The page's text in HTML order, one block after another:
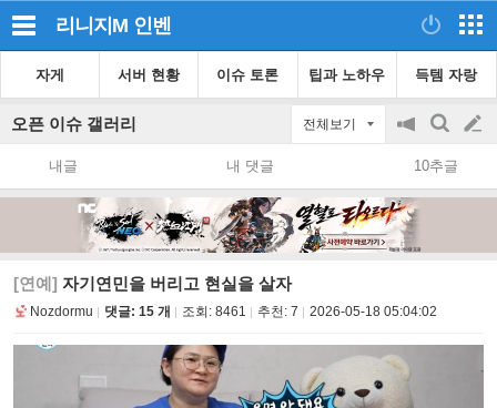
리니지M 인벤
자게 서버 현황 이슈 토론 팁과 노하우 득템 자랑
오픈 이슈 갤러리 전체보기
공
지
on/off
검
색
글
쓰
내글 내 댓글 10추글
[연예] 자기연민을 버리고 현실을 살자
Nozdormu 댓글: 15 개 조회: 8461 추천: 7 2026-05-18 05:04:02